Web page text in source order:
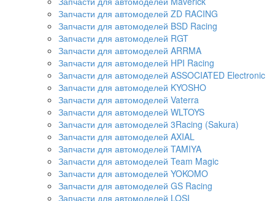
Запчасти для автомоделей ZD RACING
Запчасти для автомоделей BSD Racing
Запчасти для автомоделей RGT
Запчасти для автомоделей ARRMA
Запчасти для автомоделей HPI Racing
Запчасти для автомоделей ASSOCIATED Electronic
Запчасти для автомоделей KYOSHO
Запчасти для автомоделей Vaterra
Запчасти для автомоделей WLTOYS
Запчасти для автомоделей 3Racing (Sakura)
Запчасти для автомоделей AXIAL
Запчасти для автомоделей TAMIYA
Запчасти для автомоделей Team Magic
Запчасти для автомоделей YOKOMO
Запчасти для автомоделей GS Racing
Запчасти для автомоделей LOSI